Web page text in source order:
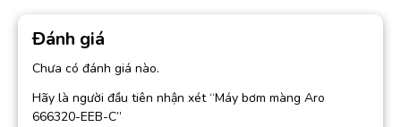
Đánh giá
Chưa có đánh giá nào.
Hãy là người đầu tiên nhận xét “Máy bơm màng Aro
666320-EEB-C”